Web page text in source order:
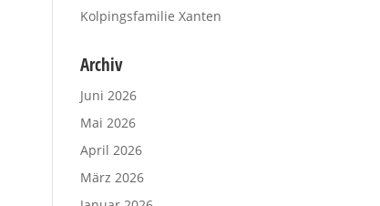
Kolpingsfamilie Xanten
Archiv
Juni 2026
Mai 2026
April 2026
März 2026